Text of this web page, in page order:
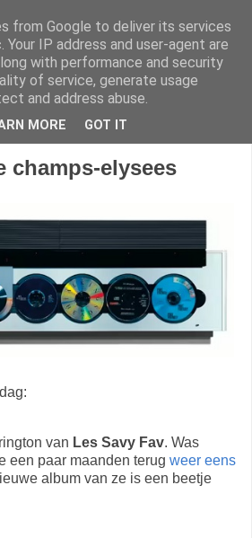
champs-elysees
van Les Savy Fav. Was
een paar maanden terug weer eens
album van ze is een beetje
from Google to deliver its services
IP address and user-agent are
with performance and security
of service, generate usage
and address abuse.
MORE GOT IT